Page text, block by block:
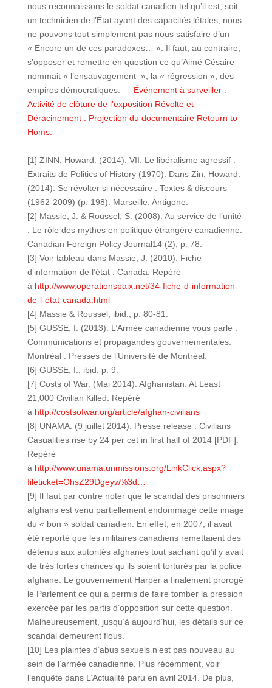
nous reconnaissons le soldat canadien tel qu’il est, soit
un technicien de l’État ayant des capacités létales; nous
ne pouvons tout simplement pas nous satisfaire d’un
« Encore un de ces paradoxes… ». Il faut, au contraire,
s’opposer et remettre en question ce qu’Aimé Césaire
nommait « l’ensauvagement », la « régression », des
empires démocratiques. — Événement à surveiller :
Activité de clôture de l’exposition Révolte et
Déracinement : Projection du documentaire Retourn to
Homs.
[1] ZINN, Howard. (2014). VII. Le libéralisme agressif :
Extraits de Politics of History (1970). Dans Zin, Howard.
(2014). Se révolter si nécessaire : Textes & discours
(1962-2009) (p. 198). Marseille: Antigone.
[2] Massie, J. & Roussel, S. (2008). Au service de l’unité
: Le rôle des mythes en politique étrangère canadienne.
Canadian Foreign Policy Journal14 (2), p. 78.
[3] Voir tableau dans Massie, J. (2010). Fiche
d’information de l’état : Canada. Repéré
à http://www.operationspaix.net/34-fiche-d-information-
de-l-etat-canada.html
[4] Massie & Roussel, ibid., p. 80-81.
[5] GUSSE, I. (2013). L’Armée canadienne vous parle :
Communications et propagandes gouvernementales.
Montréal : Presses de l’Université de Montréal.
[6] GUSSE, I., ibid, p. 9.
[7] Costs of War. (Mai 2014). Afghanistan: At Least
21,000 Civilian Killed. Repéré
à http://costsofwar.org/article/afghan-civilians
[8] UNAMA. (9 juillet 2014). Presse release : Civilians
Casualities rise by 24 per cet in first half of 2014 [PDF].
Repéré
à http://www.unama.unmissions.org/LinkClick.aspx?
fileticket=OhsZ29Dgeyw%3d…
[9] Il faut par contre noter que le scandal des prisonniers
afghans est venu partiellement endommagé cette image
du « bon » soldat canadien. En effet, en 2007, il avait
été reporté que les militaires canadiens remettaient des
détenus aux autorités afghanes tout sachant qu’il y avait
de très fortes chances qu’ils soient torturés par la police
afghane. Le gouvernement Harper a finalement prorogé
le Parlement ce qui a permis de faire tomber la pression
exercée par les partis d’opposition sur cette question.
Malheureusement, jusqu’à aujourd’hui, les détails sur ce
scandal demeurent flous.
[10] Les plaintes d’abus sexuels n’est pas nouveau au
sein de l’armée canadienne. Plus récemment, voir
l’enquête dans L’Actualité paru en avril 2014. De plus,